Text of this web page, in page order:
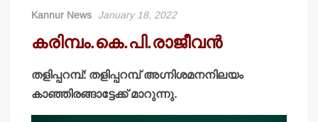
Kannur News January 18, 2022
കരിമ്പം.കെ.പി.രാജീവന്‍
തളിപ്പറമ്പ്: തളിപ്പറമ്പ് അഗ്നിശമനനിലയം
കാഞ്ഞിരങ്ങാട്ടേക്ക് മാറുന്നു.